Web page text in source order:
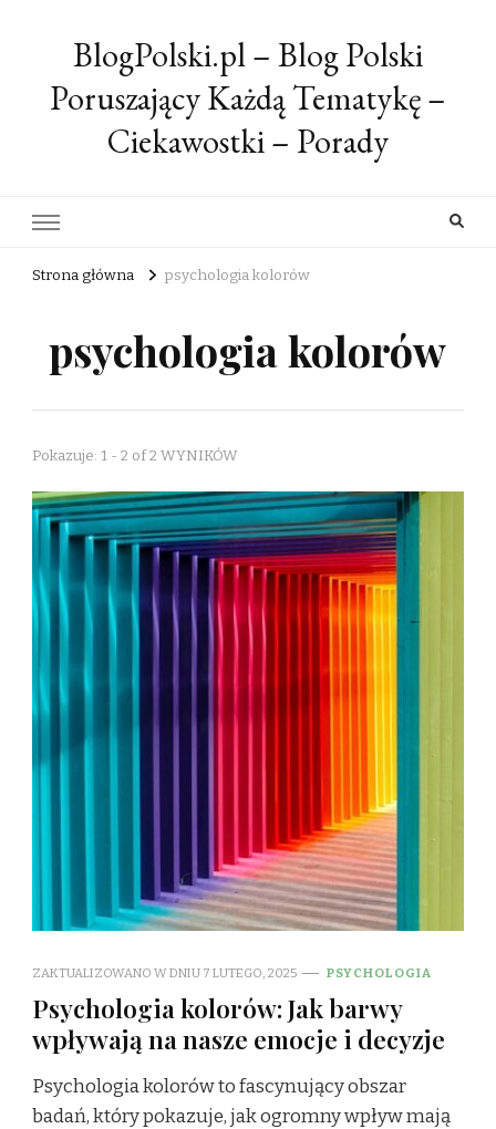
BlogPolski.pl – Blog Polski
Poruszający Każdą Tematykę –
Ciekawostki – Porady
Strona główna psychologia kolorów
psychologia kolorów
Pokazuje: 1 - 2 of 2 WYNIKÓW
ZAKTUALIZOWANO W DNIU 7 LUTEGO, 2025 PSYCHOLOGIA
Psychologia kolorów: Jak barwy
wpływają na nasze emocje i decyzje
Psychologia kolorów to fascynujący obszar
badań, który pokazuje, jak ogromny wpływ mają